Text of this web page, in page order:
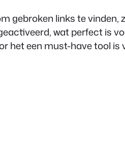
gebroken links te
wat perfect is
een must-have tool is